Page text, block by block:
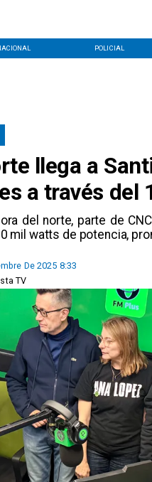
POLICIAL
llega a
a través del
del norte, parte de
mil watts de potencia,
De 2025 8:33
TV